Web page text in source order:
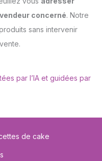
concerné. Notre
sans intervenir
par l’IA et guidées par
de cake